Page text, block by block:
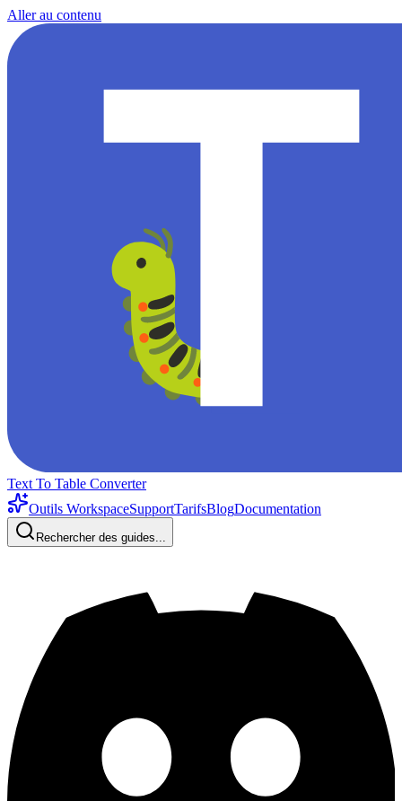
Aller au contenu
Text To Table Converter
Outils WorkspaceSupportTarifsBlogDocumentation
Rechercher des guides...